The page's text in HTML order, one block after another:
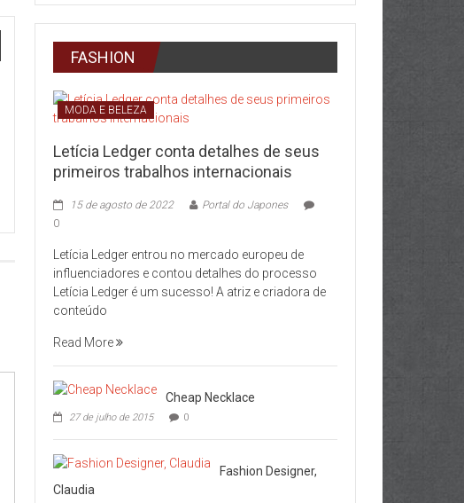
FASHION
MODA E BELEZA
Letícia Ledger conta detalhes de seus
primeiros trabalhos internacionais
15 de agosto de 2022
Portal do Japones
0
Letícia Ledger entrou no mercado europeu de
influenciadores e contou detalhes do processo
Letícia Ledger é um sucesso! A atriz e criadora de
conteúdo
Read More
Cheap Necklace
27 de julho de 2015 0
Fashion Designer,
Claudia